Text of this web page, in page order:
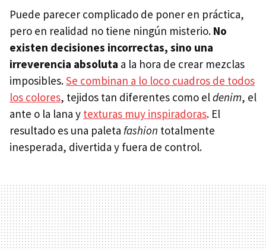
Puede parecer complicado de poner en práctica,
pero en realidad no tiene ningún misterio. No
existen decisiones incorrectas, sino una
irreverencia absoluta a la hora de crear mezclas
imposibles.Se combinan a lo loco cuadros de todos
los colores, tejidos tan diferentes como eldenim, el
ante o la lana y texturas muy inspiradoras. El
resultado es una paleta fashion totalmente
inesperada, divertida y fuera de control.